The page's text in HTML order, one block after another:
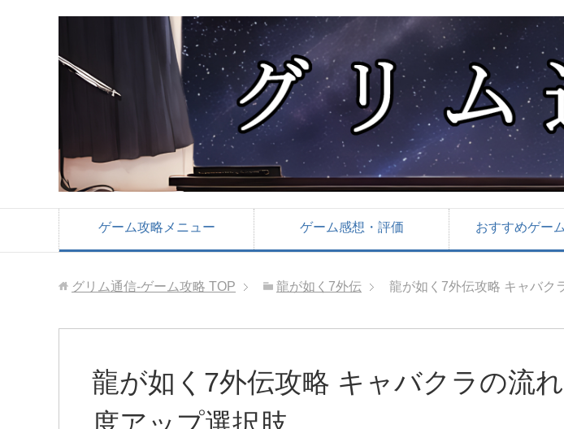
ゲーム攻略メニュー ゲーム感想・評価 おすすめゲー
グリム通信-ゲーム攻略 TOP 龍が如く7外伝 龍が如く7外伝攻略 キャバク
龍が如く7外伝攻略 キャバクラの流